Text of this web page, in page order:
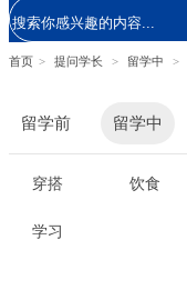
首页 > 提问学长 > 留学中 >
留学前 留学中
穿搭 饮食
学习